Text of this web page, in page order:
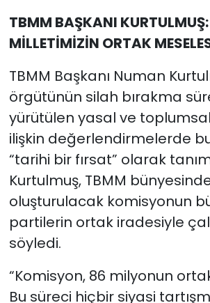
TBMM BAŞKANI KURTULMUŞ:
MİLLETİMİZİN ORTAK
TBMM Başkanı Numan
örgütünün silah bırakma
yürütülen yasal ve
ilişkin değerlendirmelerde
“tarihi bir fırsat” olarak
Kurtulmuş, TBMM
oluşturulacak komisyonun
partilerin ortak iradesiyle
söyledi.
“Komisyon, 86 milyonun
Bu süreci hiçbir siyasi